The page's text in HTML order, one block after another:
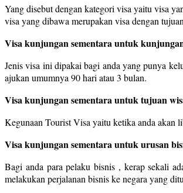
Yang disebut dengan kategori visa yaitu visa
visa yang dibawa merupakan visa dengan
Visa kunjungan sementara untuk
Jenis visa ini dipakai bagi anda yang punya
ajukan umumnya 90 hari atau 3 bulan.
Visa kunjungan sementara untuk tujuan
Kegunaan Tourist Visa yaitu ketika anda akan
Visa kunjungan sementara untuk urusan
Bagi anda para pelaku bisnis , kerap sekali
melakukan perjalanan bisnis ke negara yang